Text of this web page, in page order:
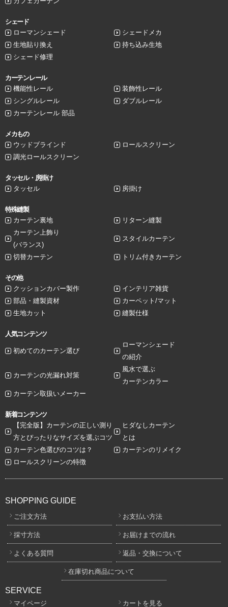
シェード
ローマンシェード
シェードメカ
生地貼り換え
持ち込み生地
シェード修理
カーテンレール
機能性レール
装飾性レール
シングルレール
ダブルレール
カーテンレール 部品
メカもの
ウッドブラインド
ロールスクリーン
調光ロールスクリーン
タッセル・房掛け
タッセル
房掛け
特殊縫製
カーテン裏地
リターン縫製
カーテン上飾り
(バランス)
スタイルカーテン
切替カーテン トリム付きカーテン
その他
クッションカバー製作
インテリア雑貨
部品・縫製資材
カーペット/マット
生地カット
縫製仕様
人気コンテンツ
初めてのカーテン選び
ローマンシェード
の紹介
カーテンの光漏れ対策
風水で選ぶ
カーテンカラー
カーテン取扱いメーカー
新着コンテンツ
【完全版】カーテンの正しい測り
方とぴったりなサイズを選ぶコツ
ヒダなしカーテン
とは
カーテン色選びのコツは？
カーテンのリメイク
ロールスクリーンの特徴
SHOPPING GUIDE
ご注文方法 お支払い方法
採寸方法 お届けまでの流れ
よくある質問 返品・交換について
在庫切れ商品について
SERVICE
マイページ カートを見る